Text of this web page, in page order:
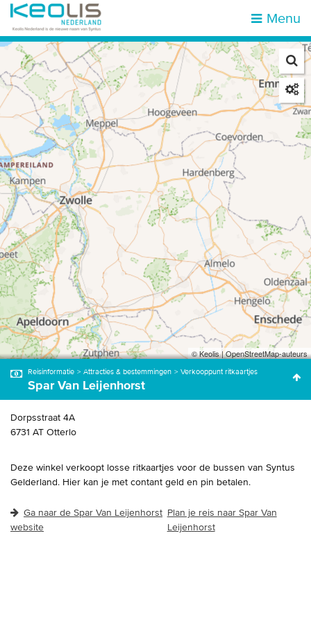
Menu
Home
Mobiliteit
Reisinformatie
Over ons
Vacatures
Klantenservice
Kies een reisgebied
© Keolis | OpenStreetMap-auteurs
Zoek op halte of adres Mijn locatie
Haltes Attracties & bestemmingen Zones
Reisinformatie Attracties & bestemmingen Verkooppunt ritkaartjes
Spar Van Leijenhorst
Dorpsstraat 4A
6731 AT Otterlo
Deze winkel verkoopt losse ritkaartjes voor de bussen van Syntus
Gelderland. Hier kan je met contant geld en pin betalen.
Ga naar de Spar Van Leijenhorst
website
Plan je reis naar Spar Van
Leijenhorst